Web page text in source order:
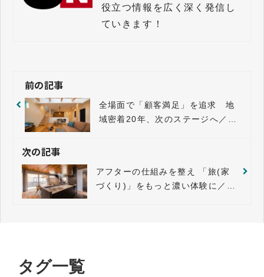
役立つ情報を広く深く発信し
前の記事
全場面で「顧客満足」を追求 地
域密着20年、次のステージへ／無
次の記事
アフターの仕組みを整え 「旅(家
づくり)」をもっと濃い体験に／山
タグ一覧